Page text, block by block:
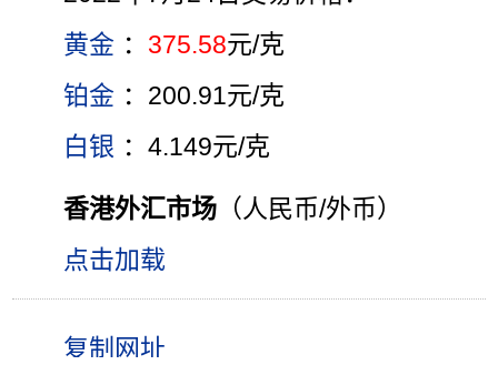
黄金 ： 375.58元/克
铂金 ：200.91元/克
白银 ：4.149元/克
香港外汇市场 （人民币/外币）
点击加载